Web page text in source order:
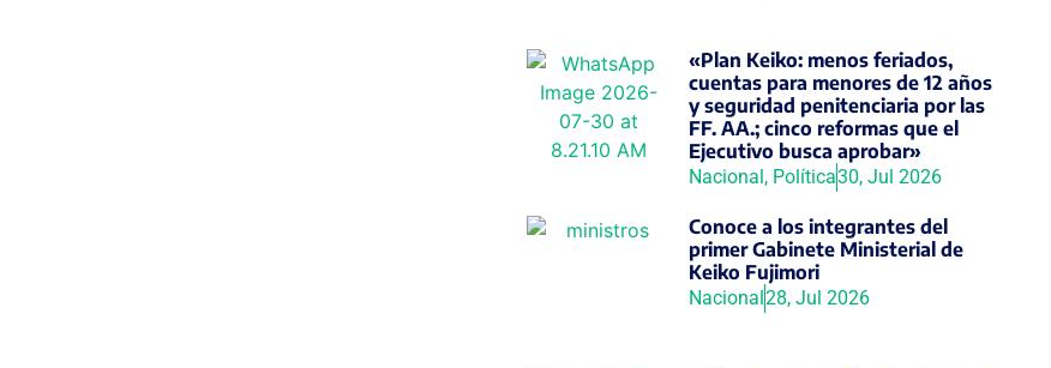
«Plan Keiko: menos feriados,
cuentas para menores de 12 años
y seguridad penitenciaria por las
FF. AA.; cinco reformas que el
Ejecutivo busca aprobar»
Nacional, Política30, Jul 2026
Conoce a los integrantes del
primer Gabinete Ministerial de
Keiko Fujimori
Nacional28, Jul 2026